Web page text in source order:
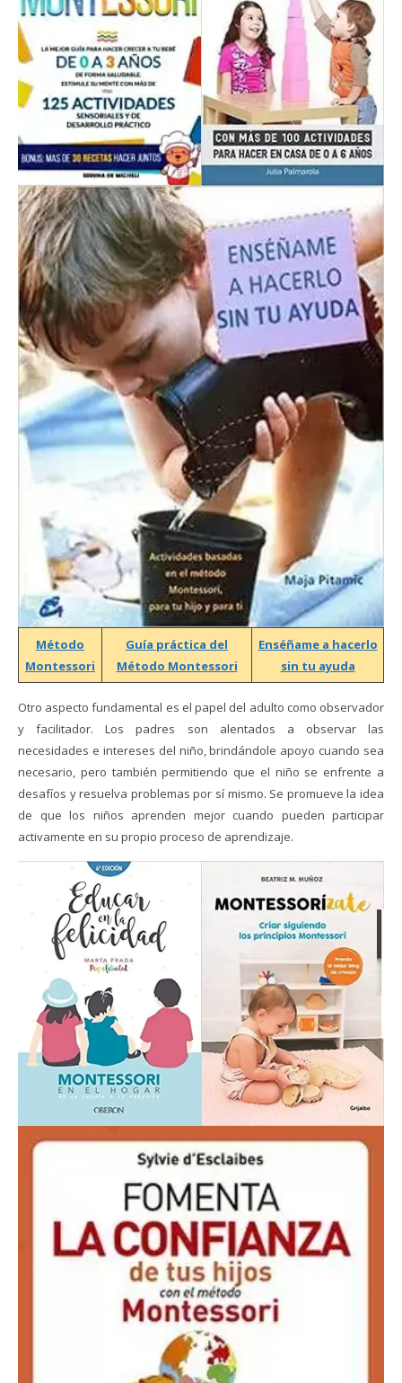
Método
Montessori
Guía práctica del
Método Montessori
Enséñame a hacerlo
sin tu ayuda
Otro aspecto fundamental es el papel del adulto como observador
y facilitador. Los padres son alentados a observar las
necesidades e intereses del niño, brindándole apoyo cuando sea
necesario, pero también permitiendo que el niño se enfrente a
desafíos y resuelva problemas por sí mismo. Se promueve la idea
de que los niños aprenden mejor cuando pueden participar
activamente en su propio proceso de aprendizaje.